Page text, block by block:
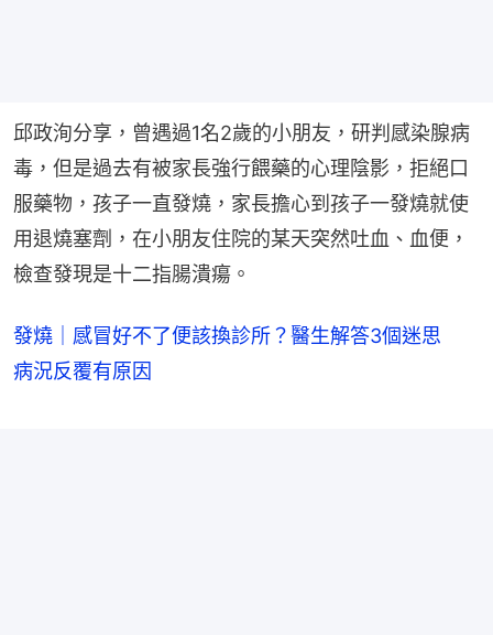
邱政洵分享，曾遇過1名2歲的小朋友，研判感染腺病
毒，但是過去有被家長強行餵藥的心理陰影，拒絕口
服藥物，孩子一直發燒，家長擔心到孩子一發燒就使
用退燒塞劑，在小朋友住院的某天突然吐血、血便，
檢查發現是十二指腸潰瘍。
發燒｜感冒好不了便該換診所？醫生解答3個迷思
病況反覆有原因